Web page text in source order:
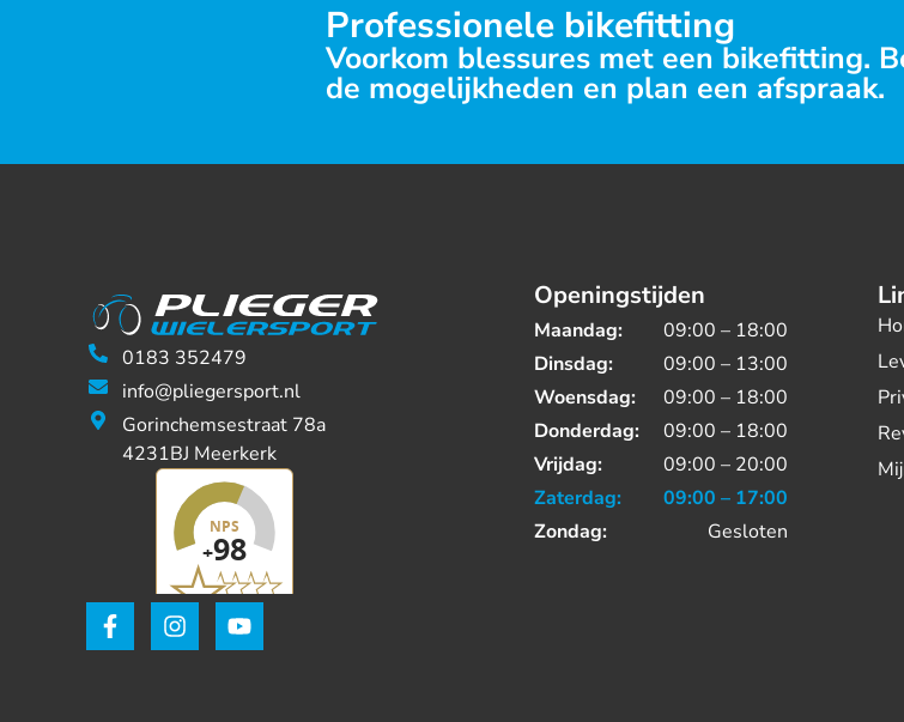
Professionele bikefitting
Voorkom blessures met een bikefitting.
de mogelijkheden en plan een afspraak.
0183 352479
info@pliegersport.nl
Gorinchemsestraat 78a
4231BJ Meerkerk
Openingstijden
Maandag:
09:00 – 18:00
Dinsdag:
09:00 – 13:00
Woensdag:
09:00 – 18:00
Donderdag:
09:00 – 18:00
Vrijdag:
09:00 – 20:00
Zaterdag:
09:00 – 17:00
Zondag:
Gesloten